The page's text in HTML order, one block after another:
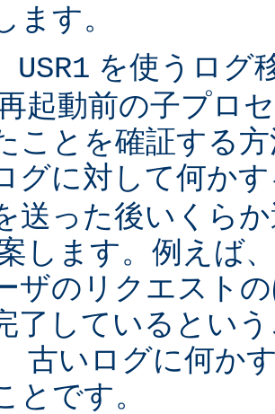
ます。
USR1 を使うログ
起動前の子プロ
ことを確証する
グに対して何か
送った後いくら
します。例えば
ザのリクエスト
了しているとい
古いログに何か
とです。